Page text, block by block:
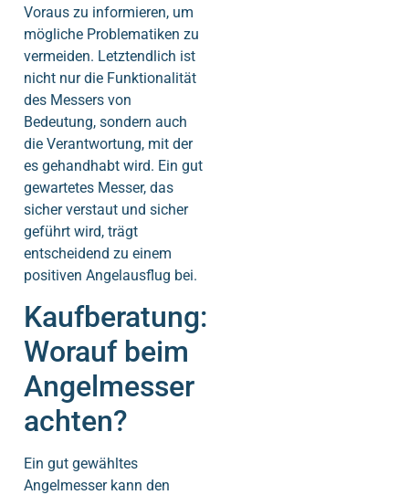
Voraus zu informieren, um
mögliche Problematiken zu
vermeiden. Letztendlich ist
nicht nur die Funktionalität
des Messers von
Bedeutung, sondern auch
die Verantwortung, mit der
es gehandhabt wird. Ein gut
gewartetes Messer, das
sicher verstaut und sicher
geführt wird, trägt
entscheidend zu einem
positiven Angelausflug bei.
Kaufberatung:
Worauf beim
Angelmesser
achten?
Ein gut gewähltes
Angelmesser kann den